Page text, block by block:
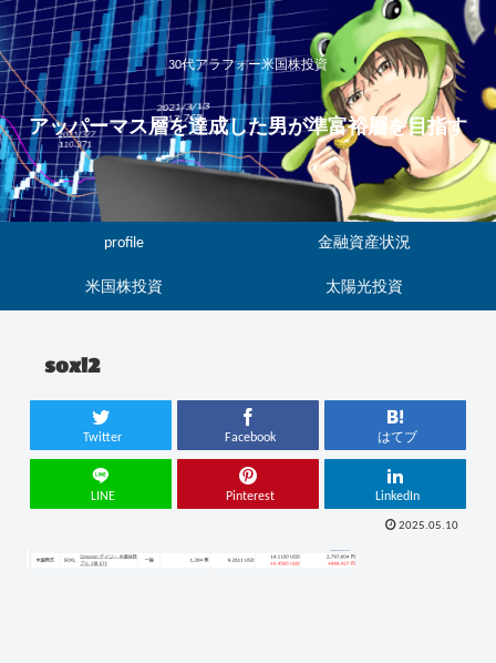
30代アラフォー米国株投資
アッパーマス層を達成した男が準富裕層を目指す
profile 金融資産状況
米国株投資 太陽光投資
soxl2
Twitter Facebook はてブ
LINE Pinterest LinkedIn
2025.05.10